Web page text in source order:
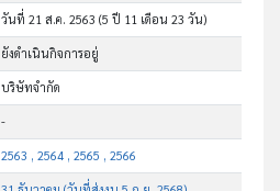
วันที่ 21 ส.ค. 2563(5 ปี 11 เดือน 23 วัน)
ยังดำเนินกิจการอยู่
บริษัทจำกัด
-
2563 , 2564 , 2565 , 2566